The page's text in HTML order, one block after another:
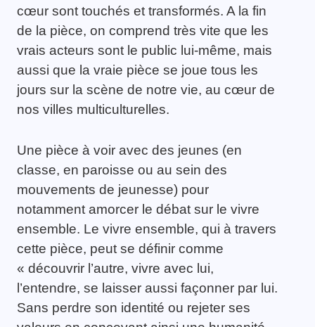
cœur sont touchés et transformés. A la fin
de la pièce, on comprend très vite que les
vrais acteurs sont le public lui-même, mais
aussi que la vraie pièce se joue tous les
jours sur la scène de notre vie, au cœur de
nos villes multiculturelles.
Une pièce à voir avec des jeunes (en
classe, en paroisse ou au sein des
mouvements de jeunesse) pour
notamment amorcer le débat sur le vivre
ensemble. Le vivre ensemble, qui à travers
cette pièce, peut se définir comme
« découvrir l’autre, vivre avec lui,
l’entendre, se laisser aussi façonner par lui.
Sans perdre son identité ou rejeter ses